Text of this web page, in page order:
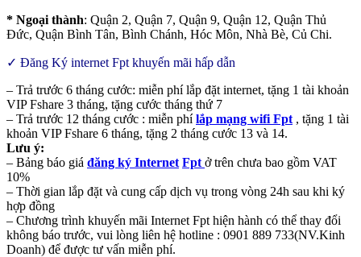
* Ngoại thành: Quận 2, Quận 7, Quận 9, Quận 12, Quận Thủ
Đức, Quận Bình Tân, Bình Chánh, Hóc Môn, Nhà Bè, Củ Chi.
✓ Đăng Ký internet Fpt khuyến mãi hấp dẫn
– Trả trước 6 tháng cước: miễn phí lắp đặt internet, tặng 1 tài khoản
VIP Fshare 3 tháng, tặng cước tháng thứ 7
– Trả trước 12 tháng cước : miễn phílắp mạng wifi Fpt , tặng 1 tài
khoản VIP Fshare 6 tháng, tặng 2 tháng cước 13 và 14.
Lưu ý:
– Bảng báo giá đăng ký Internet Fpt ở trên chưa bao gồm VAT
10%
– Thời gian lắp đặt và cung cấp dịch vụ trong vòng 24h sau khi ký
hợp đồng
– Chương trình khuyến mãi Internet Fpt hiện hành có thể thay đổi
không báo trước, vui lòng liên hệ hotline : 0901 889 733(NV.Kinh
Doanh) để được tư vấn miễn phí.